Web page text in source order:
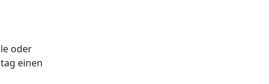
oder
einen